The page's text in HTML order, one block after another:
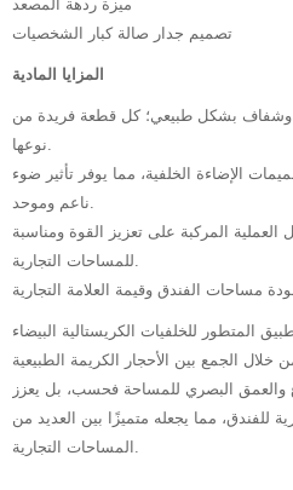
ميزة ردهة المصعد
تصميم جدار صالة كبار الشخصيات
المزايا المادية
بشكل طبيعي؛ كل قطعة فريدة من
نوعها.
الإضاءة الخلفية، مما يوفر تأثير ضوء
ناعم وموحد.
العملية المركبة على تعزيز القوة ومناسبة
للمساحات التجارية.
المتطور للخلفيات الكريستالية البيضاء
الجمع بين الأحجار الكريمة الطبيعية
والعمق البصري للمساحة فحسب، بل يعزز
للفندق، مما يجعله متميزًا بين العديد من
المساحات التجارية.